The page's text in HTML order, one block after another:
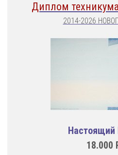
Диплом
2014-2026
18.000